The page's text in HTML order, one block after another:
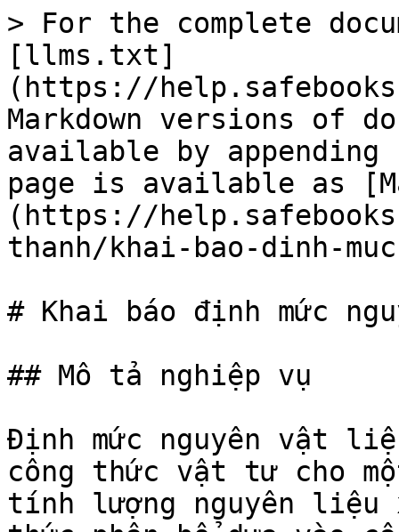
> For the complete
[llms.txt]
(https://
Markdown versions of
available by
page is available as
(https://
thanh/khai-bao-dinh-
# Khai báo định mức
## Mô tả nghiệp vụ
Định mức nguyên vật
công thức vật tư cho
tính lượng nguyên liệu